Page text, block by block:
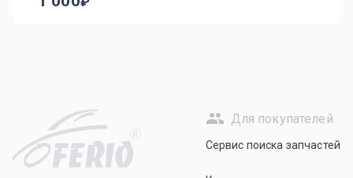
R
Для покупателей
Сервис поиска запчастей